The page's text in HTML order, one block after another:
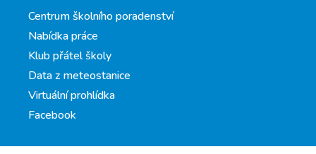
Centrum školního poradenství
Nabídka práce
Klub přátel školy
Data z meteostanice
Virtuální prohlídka
Facebook